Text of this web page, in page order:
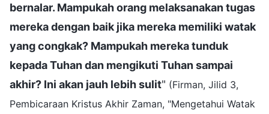
bernalar. Mampukah orang melaksanakan tugas
mereka dengan baik jika mereka memiliki watak
yang congkak? Mampukah mereka tunduk
kepada Tuhan dan mengikuti Tuhan sampai
akhir? Ini akan jauh lebih sulit" (Firman, Jilid 3,
Pembicaraan Kristus Akhir Zaman, "Mengetahui Watak